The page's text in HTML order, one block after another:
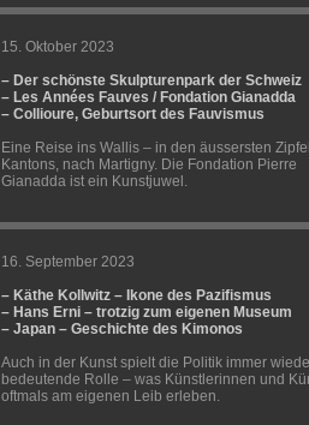
15. Oktober 2023
– Der schönste Skulpturenpark der Schweiz
– Les Années Fauves / Fondation Gianadda
– Collioure, Geburtsort des Fauvismus
Eine Reise ins Wallis – in den äussersten
Kantons, nach Martigny. Die Fondation Pierre
Gianadda ist ein Kunstjuwel.
16. September 2023
– Käthe Kollwitz – Ikone des Pazifismus
– Hans Erni – trotzig zum eigenen Museum
– Japan – Geschichte des Kimonos
Auch in der Kunst spielt die Politik immer
bedeutende Rolle – was Künstlerinnen und
oftmals am eigenen Leib erleben.